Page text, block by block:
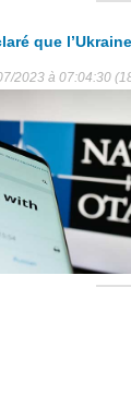
que
2023 à 07:04:30